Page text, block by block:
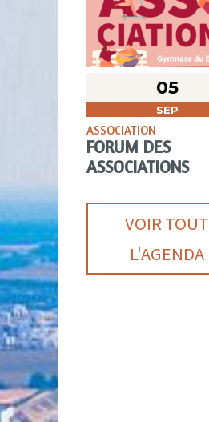
05
SEP
ASSOCIATION
FORUM DES
ASSOCIATIONS
VOIR TOUT
L'AGENDA